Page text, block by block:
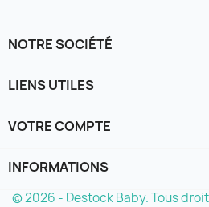
NOTRE SOCIÉTÉ
LIENS UTILES
VOTRE COMPTE
INFORMATIONS
© 2026 - Destock Baby. Tous